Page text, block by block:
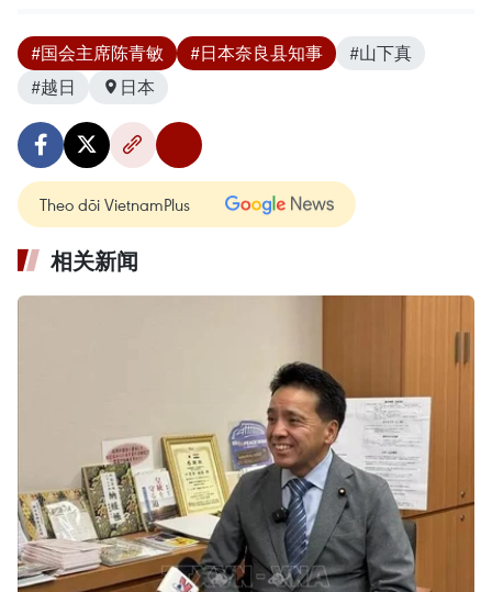
#国会主席陈青敏 #日本奈良县知事
#山下真
#越日
日本
Theo dõi VietnamPlus
相关新闻